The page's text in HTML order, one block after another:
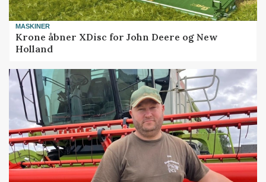
MASKINER
Krone åbner XDisc for John Deere og New
Holland